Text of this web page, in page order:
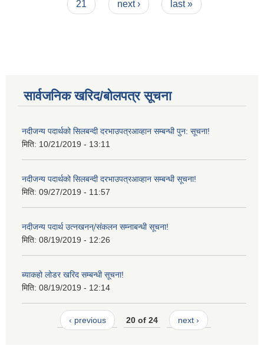
21 next › last »
सार्वजनिक खरिद/बोलपत्र सूचना
नदीजन्य पदार्थको सिलबन्दी दरभाउपत्रआव्हान सम्बन्धी पुन: सूचना!
मिति: 10/21/2019 - 13:11
नदीजन्य पदार्थको सिलबन्दी दरभाउपत्रआव्हान सम्बन्धी सूचना!
मिति: 09/27/2019 - 11:57
नदीजन्य पदार्थ उत्नखनन्/संकलन सम्नाबन्धी सूचना!
मिति: 08/19/2019 - 12:26
ब्याकहो लोडर खरिद सम्बन्धी सूचना!
मिति: 08/19/2019 - 12:14
‹ previous 20 of 24 next ›